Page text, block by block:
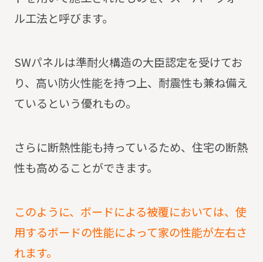
ル工法と呼びます。
SWパネルは準耐火構造の大臣認定を受けてお
り、高い防火性能を持つ上、耐震性も兼ね備え
ているという優れもの。
さらに断熱性能も持っているため、住宅の断熱
性も高めることができます。
このように、ボードによる被覆においては、使
用するボードの性能によって家の性能が左右さ
れます。